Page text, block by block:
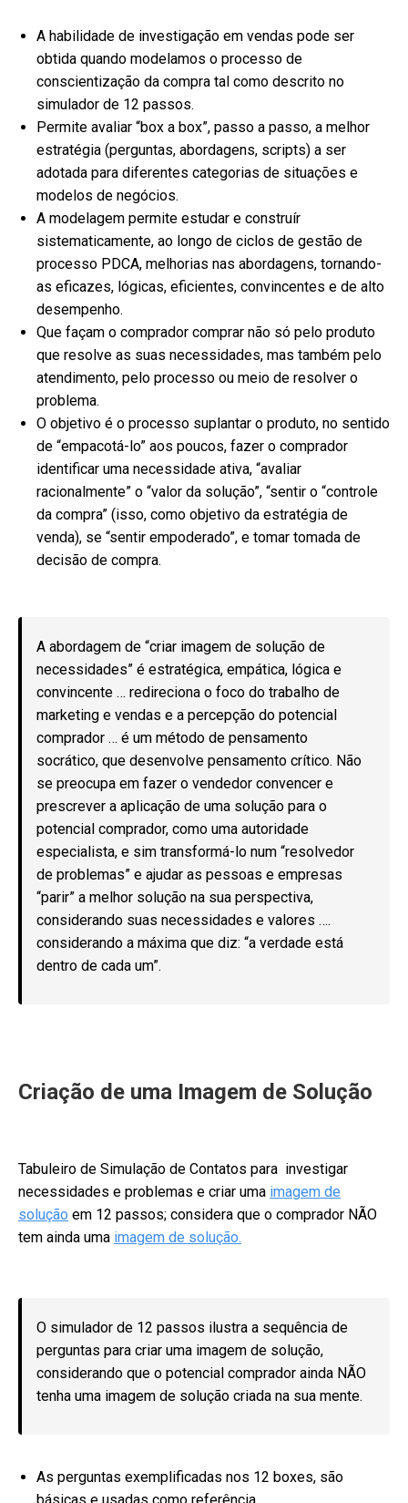
A habilidade de investigação em vendas pode ser
obtida quando modelamos o processo de
conscientização da compra tal como descrito no
simulador de 12 passos.
Permite avaliar “box a box”, passo a passo, a melhor
estratégia (perguntas, abordagens, scripts) a ser
adotada para diferentes categorias de situações e
modelos de negócios.
A modelagem permite estudar e construír
sistematicamente, ao longo de ciclos de gestão de
processo PDCA, melhorias nas abordagens, tornando-
as eficazes, lógicas, eficientes, convincentes e de alto
desempenho.
Que façam o comprador comprar não só pelo produto
que resolve as suas necessidades, mas também pelo
atendimento, pelo processo ou meio de resolver o
problema.
O objetivo é o processo suplantar o produto, no sentido
de “empacotá-lo” aos poucos, fazer o comprador
identificar uma necessidade ativa, “avaliar
racionalmente” o “valor da solução”, “sentir o “controle
da compra” (isso, como objetivo da estratégia de
venda), se “sentir empoderado”, e tomar tomada de
decisão de compra.
A abordagem de “criar imagem de solução de
necessidades” é estratégica, empática, lógica e
convincente … redireciona o foco do trabalho de
marketing e vendas e a percepção do potencial
comprador … é um método de pensamento
socrático, que desenvolve pensamento crítico. Não
se preocupa em fazer o vendedor convencer e
prescrever a aplicação de uma solução para o
potencial comprador, como uma autoridade
especialista, e sim transformá-lo num “resolvedor
de problemas” e ajudar as pessoas e empresas
“parir” a melhor solução na sua perspectiva,
considerando suas necessidades e valores ….
considerando a máxima que diz: “a verdade está
dentro de cada um”.
Criação de uma Imagem de Solução
Tabuleiro de Simulação de Contatos para investigar
necessidades e problemas e criar uma imagem de
solução em 12 passos; considera que o comprador NÃO
tem ainda uma imagem de solução.
O simulador de 12 passos ilustra a sequência de
perguntas para criar uma imagem de solução,
considerando que o potencial comprador ainda NÃO
tenha uma imagem de solução criada na sua mente.
As perguntas exemplificadas nos 12 boxes, são